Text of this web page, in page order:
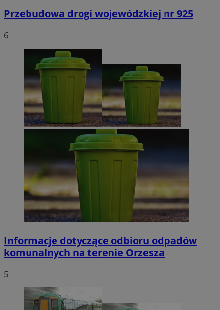
Przebudowa drogi wojewódzkiej nr 925
6
Informacje dotyczące odbioru odpadów
komunalnych na terenie Orzesza
5